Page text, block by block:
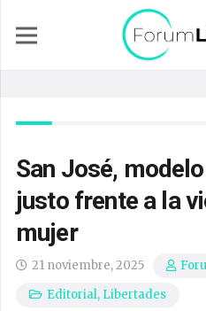
San José,
justo frente a la
mujer
21 noviembre, 2025
Editorial, Libertades